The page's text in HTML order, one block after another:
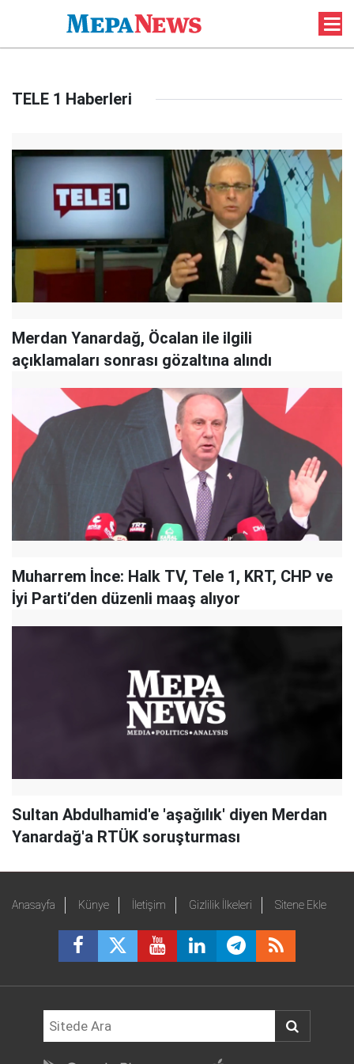
TELE 1 Haberleri
Merdan Yanardağ, Öcalan ile ilgili
açıklamaları sonrası gözaltına alındı
Muharrem İnce: Halk TV, Tele 1, KRT, CHP ve
İyi Parti’den düzenli maaş alıyor
Sultan Abdulhamid'e 'aşağılık' diyen Merdan
Yanardağ'a RTÜK soruşturması
Anasayfa Künye İletişim Gizlilik İlkeleri Sitene Ekle